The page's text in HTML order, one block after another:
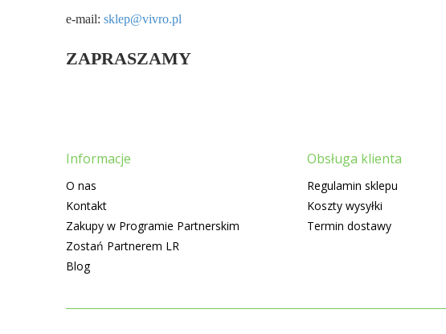
e-mail: sklep@vivro.pl
ZAPRASZAMY
Informacje
O nas
Kontakt
Zakupy w Programie Partnerskim
Zostań Partnerem LR
Blog
Obsługa klienta
Regulamin sklepu
Koszty wysyłki
Termin dostawy